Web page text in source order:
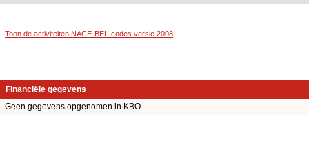
Toon de activiteiten NACE-BEL-codes versie 2008
Financiële gegevens
Geen gegevens opgenomen in KBO.